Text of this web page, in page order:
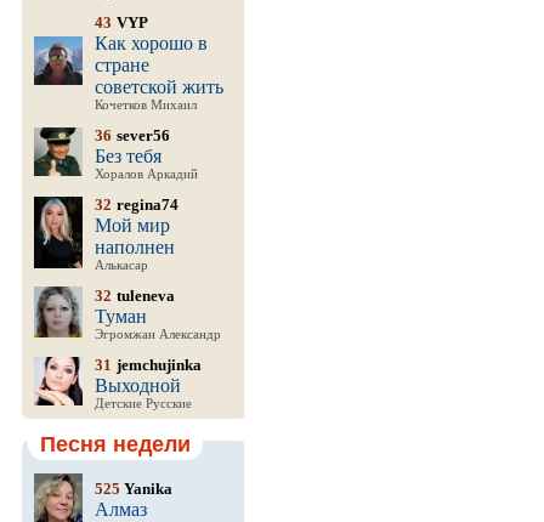
43 VYP
Как хорошо в
стране
советской жить
Кочетков Михаил
36 sever56
Без тебя
Хоралов Аркадий
32 regina74
Мой мир
наполнен
Алькасар
32 tuleneva
Туман
Эгромжан Александр
31 jemchujinka
Выходной
Детские Русские
Песня недели
525 Yanika
Алмаз